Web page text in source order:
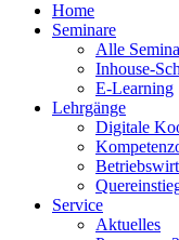
Home
Seminare
Alle
Inhouse-
E-Learning
Lehrgänge
Digitale
Service
Aktuelles